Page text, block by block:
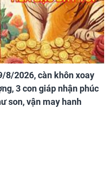
8/2026, càn khôn xoay
3 con giáp nhận phúc
son, vận may hanh